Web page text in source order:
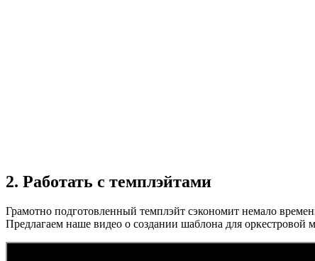
2. Работать с темплэйтами
Грамотно подготовленный темплэйт сэкономит немало
Предлагаем наше видео о создании шаблона для оркестровой